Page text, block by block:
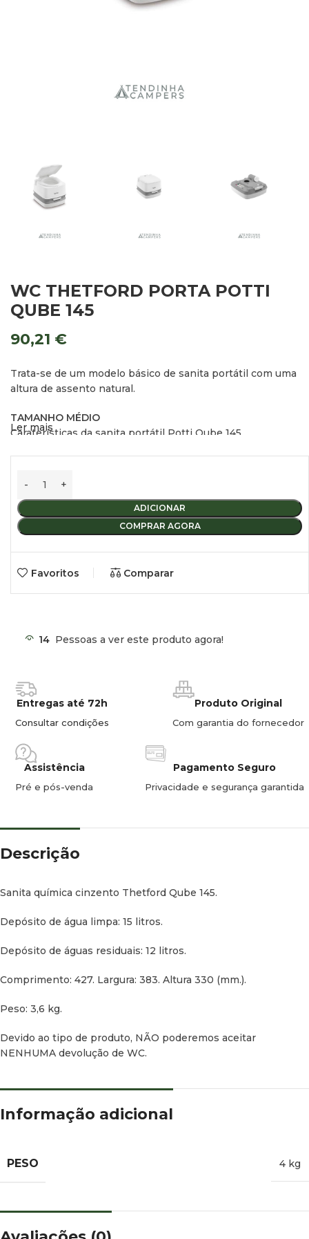
WC THETFORD PORTA POTTI
QUBE 145
90,21 €
Trata-se de um modelo básico de sanita portátil com uma
altura de assento natural.
TAMANHO MÉDIO
Caraterísticas da sanita portátil Potti Qube 145
Altura do assento: 324 mm
Bomba de fole manual
Dimensões: 330x383x427 (H-W-H)
Peso: 3,6 kg
Ler mais
ADICIONAR
COMPRAR AGORA
Favoritos Comparar
14 Pessoas a ver este produto agora!
Entregas até 72h
Consultar condições
Produto Original
Com garantia do fornecedor
Assistência
Pré e pós-venda
Pagamento Seguro
Privacidade e segurança garantida
Descrição
Sanita química cinzento Thetford Qube 145.
Depósito de água limpa: 15 litros.
Depósito de águas residuais: 12 litros.
Comprimento: 427. Largura: 383. Altura 330 (mm.).
Peso: 3,6 kg.
Devido ao tipo de produto, NÃO poderemos aceitar
NENHUMA devolução de WC.
Informação adicional
PESO 4 kg